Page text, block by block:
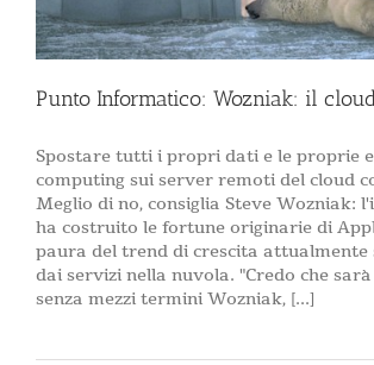
Punto Informatico: Wozniak: il
Spostare tutti i propri dati e le proprie
computing sui server remoti del cloud
Meglio di no, consiglia Steve Wozniak:
ha costruito le fortune originarie di
paura del trend di crescita
dai servizi nella nuvola. "Credo che
senza mezzi termini Wozniak, [...]